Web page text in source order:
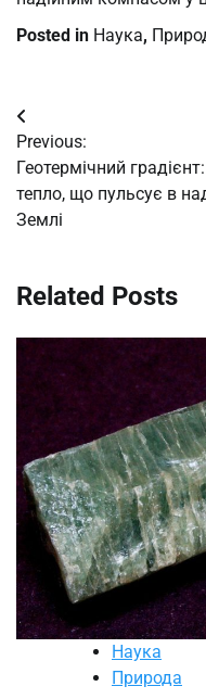
Posted in Наука,
Post
navigation
Previous:
Геотермічний градієнт:
тепло, що пульсує в
Землі
Related Posts
Наука
Природа